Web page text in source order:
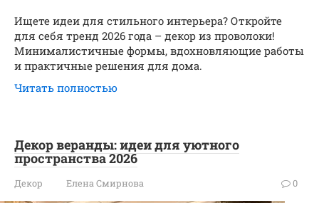
Ищете идеи для стильного интерьера? Откройте
для себя тренд 2026 года – декор из проволоки!
Минималистичные формы, вдохновляющие работы
и практичные решения для дома.
Читать полностью
Декор веранды: идеи для уютного
пространства 2026
Декор Елена Смирнова 0